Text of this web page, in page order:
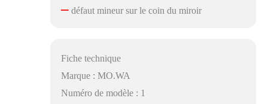
–défaut mineur sur le coin du miroir
Fiche technique
Marque : MO.WA
Numéro de modèle : 1